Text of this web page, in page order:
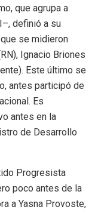
que agrupa a
definió a su
se midieron
Ignacio Briones
Este último se
antes participó de
Es
antes en la
de Desarrollo
Progresista
poco antes de la
a Yasna Provoste,